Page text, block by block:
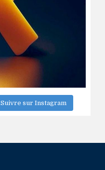
Suivre sur Instagram